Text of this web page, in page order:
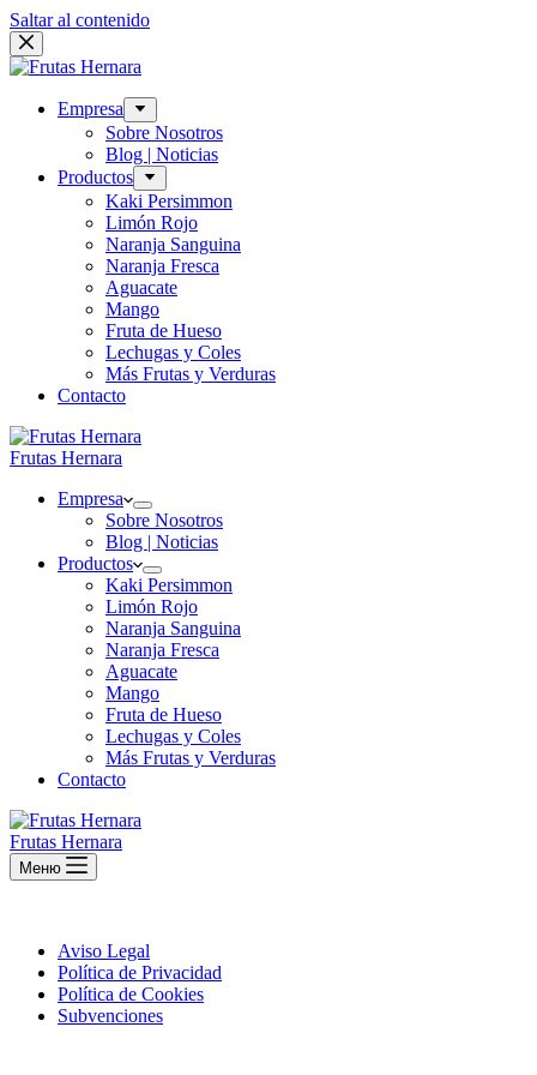
Saltar al contenido
Empresa
Sobre Nosotros
Blog | Noticias
Productos
Kaki Persimmon
Limón Rojo
Naranja Sanguina
Naranja Fresca
Aguacate
Mango
Fruta de Hueso
Lechugas y Coles
Más Frutas y Verduras
Contacto
Frutas Hernara
Empresa
Sobre Nosotros
Blog | Noticias
Productos
Kaki Persimmon
Limón Rojo
Naranja Sanguina
Naranja Fresca
Aguacate
Mango
Fruta de Hueso
Lechugas y Coles
Más Frutas y Verduras
Contacto
Frutas Hernara
Меню
Aviso Legal
Política de Privacidad
Política de Cookies
Subvenciones